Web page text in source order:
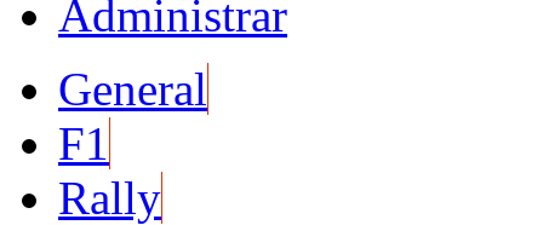
Administrar
General
F1
Rally